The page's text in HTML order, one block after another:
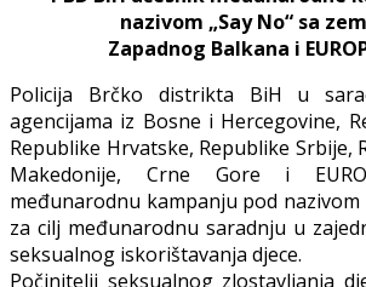
nazivom „Say No“ sa
Zapadnog Balkana i
Policija Brčko distrikta BiH u
agencijama iz Bosne i Hercegovine,
Republike Hrvatske, Republike Srbije,
Makedonije, Crne Gore i
međunarodnu kampanju pod nazivom
za cilj međunarodnu saradnju u
seksualnog iskorištavanja djece.
Počinitelji seksualnog zlostavljanja